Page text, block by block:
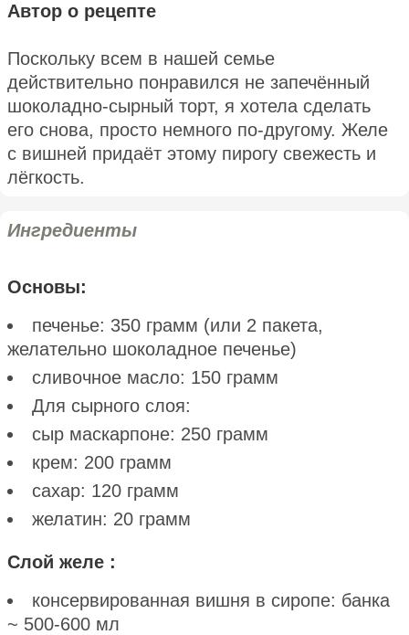
Автор о рецепте
Поскольку всем в нашей семье
действительно понравился не запечённый
шоколадно-сырный торт, я хотела сделать
его снова, просто немного по-другому. Желе
с вишней придаёт этому пирогу свежесть и
лёгкость.
Ингредиенты
Основы:
печенье: 350 грамм (или 2 пакета,
желательно шоколадное печенье)
сливочное масло: 150 грамм
Для сырного слоя:
сыр маскарпоне: 250 грамм
крем: 200 грамм
сахар: 120 грамм
желатин: 20 грамм
Слой желе :
консервированная вишня в сиропе: банка
~ 500-600 мл